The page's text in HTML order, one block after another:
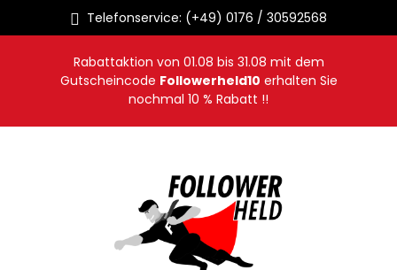
springenTelefonservice: (+49) 0176 / 30592568
Rabattaktion von 01.08 bis 31.08 mit dem
Gutscheincode Followerheld10 erhalten Sie
nochmal 10 % Rabatt !!